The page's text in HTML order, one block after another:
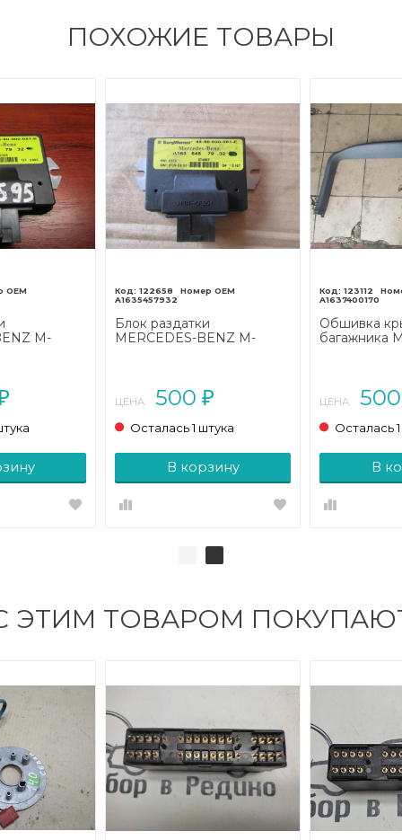
ПОХОЖИЕ ТОВАРЫ
M-
122658
A1635457932
Блок раздатки
MERCEDES-BENZ M-
ЦЕНА: 500 ₽
Осталась 1 штука
В корзину
123112
A1637400170
Обшивка
багажника
ЦЕНА:
Осталась
В
ЭТИМ ТОВАРОМ